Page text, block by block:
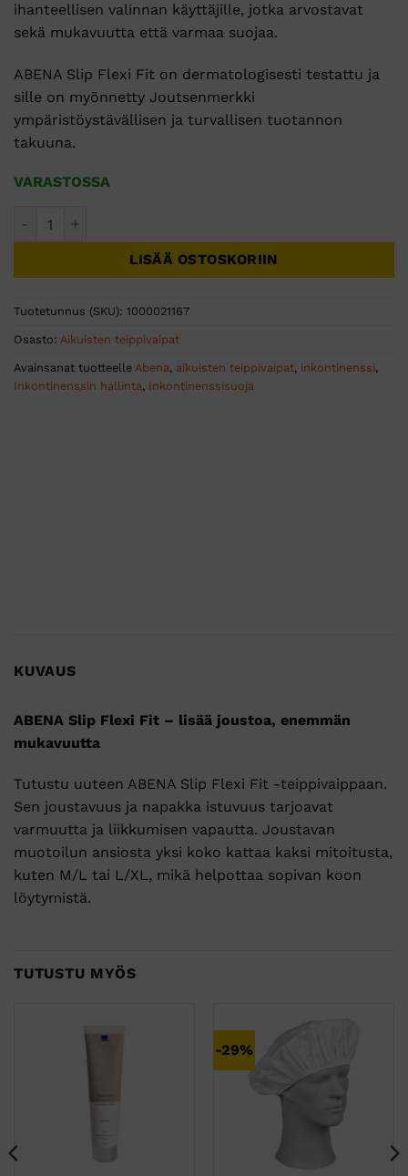
ihanteellisen valinnan käyttäjille, jotka arvostavat
sekä mukavuutta että varmaa suojaa.
ABENA Slip Flexi Fit on dermatologisesti testattu ja
sille on myönnetty Joutsenmerkki
ympäristöystävällisen ja turvallisen tuotannon
takuuna.
VARASTOSSA
LISÄÄ OSTOSKORIIN
Tuotetunnus (SKU): 1000021167
Osasto: Aikuisten teippivaipat
Avainsanat tuotteelle Abena, aikuisten teippivaipat, inkontinenssi,
Inkontinenssin hallinta, Inkontinenssisuoja
KUVAUS
ABENA Slip Flexi Fit – lisää joustoa, enemmän
mukavuutta
Tutustu uuteen ABENA Slip Flexi Fit -teippivaippaan.
Sen joustavuus ja napakka istuvuus tarjoavat
varmuutta ja liikkumisen vapautta. Joustavan
muotoilun ansiosta yksi koko kattaa kaksi mitoitusta,
kuten M/L tai L/XL, mikä helpottaa sopivan koon
löytymistä.
TUTUSTU MYÖS
-29%